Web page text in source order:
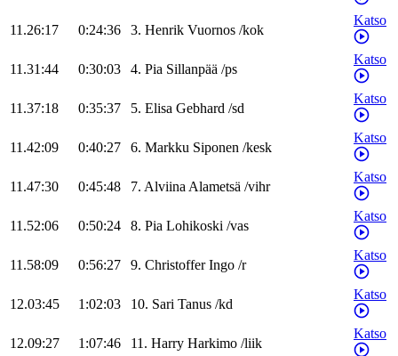
11.26:17 0:24:36 3. Henrik Vuornos /kok
Katso
11.31:44 0:30:03 4. Pia Sillanpää /ps
Katso
11.37:18 0:35:37 5. Elisa Gebhard /sd
Katso
11.42:09 0:40:27 6. Markku Siponen /kesk
Katso
11.47:30 0:45:48 7. AlviinaAlametsä /vihr
Katso
11.52:06 0:50:24 8. Pia Lohikoski /vas
Katso
11.58:09 0:56:27 9. Christoffer Ingo /r
Katso
12.03:45 1:02:03 10. Sari Tanus /kd
Katso
12.09:27 1:07:46 11. Harry Harkimo /liik
Katso